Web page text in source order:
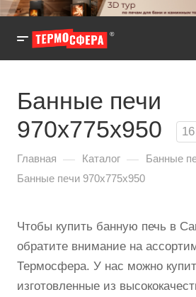
Банные печи
970x775x950
16
Главная — Каталог — Банные
Банные печи 970x775x950
Чтобы купить банную печь в
обратите внимание на
Термосфера. У нас можно
изготовленные из